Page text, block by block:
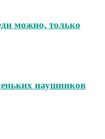
можно, только
наушников